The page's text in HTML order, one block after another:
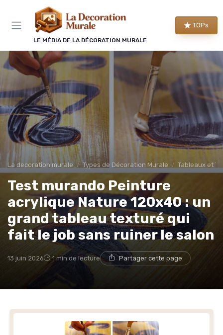
LE MÉDIA DE LA DÉCORATION MURALE
TOPs
La decoration murale Types de Décoration Murale Tableaux et
Test murando Peinture
acrylique Nature 120x40 : un
grand tableau texturé qui
fait le job sans ruiner le salon
13 juin 2026 1 min de lecture Partager cette page
Panneau de gestion des cookies